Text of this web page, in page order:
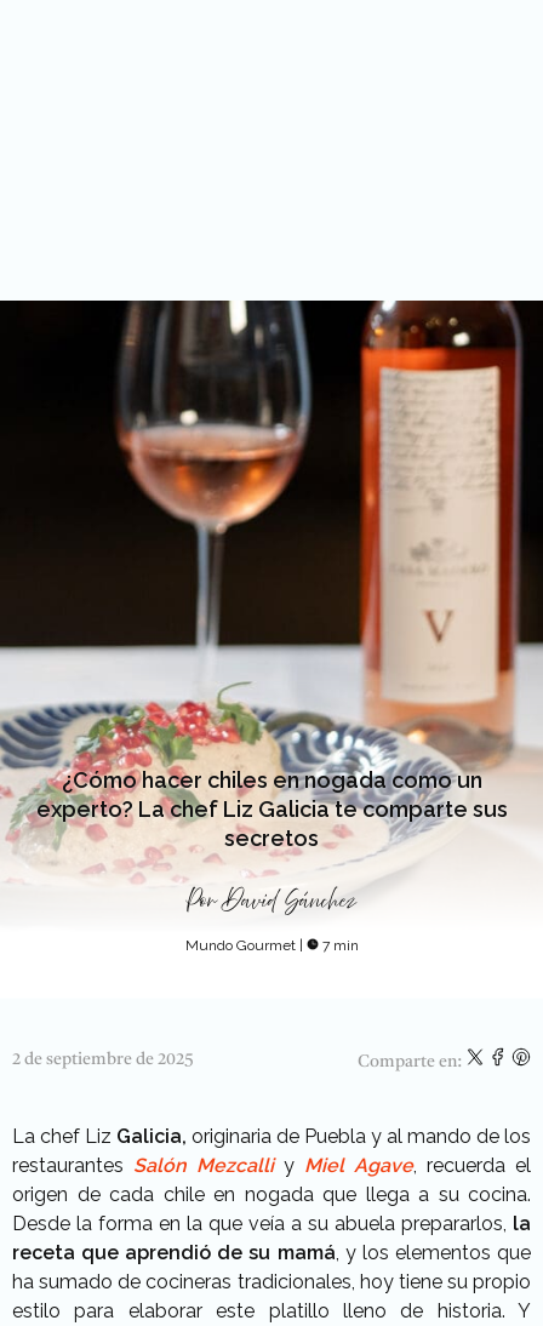
¿Cómo hacer chiles en nogada como un
experto? La chef Liz Galicia te comparte sus
secretos
PorDavid Sánchez
Mundo Gourmet | 7 min
2 de septiembre de 2025 Comparte en:
La chef Liz Galicia, originaria de Puebla y al mando de los
restaurantes Salón Mezcalli y Miel Agave, recuerda el
origen de cada chile en nogada que llega a su cocina.
Desde la forma en la que veía a su abuela prepararlos, la
receta que aprendió de su mamá , y los elementos que
ha sumado de cocineras tradicionales, hoy tiene su propio
estilo para elaborar este platillo lleno de historia. Y